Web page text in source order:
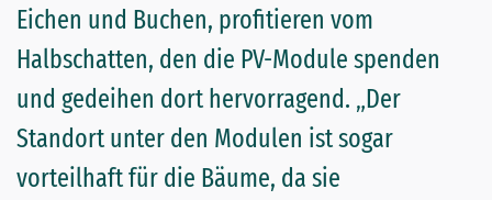
Eichen und Buchen, profitieren vom
Halbschatten, den die PV-Module spenden
und gedeihen dort hervorragend. „Der
Standort unter den Modulen ist sogar
vorteilhaft für die Bäume, da sie